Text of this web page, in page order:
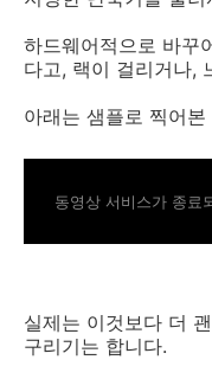
하드웨어적으로 바꾸
다고, 랙이 걸리거나,
아래는 샘플로 찍어
동영상 서비스가 종료
실제는 이것보다 더
구리기는 합니다.